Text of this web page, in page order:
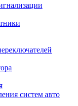
систем авто